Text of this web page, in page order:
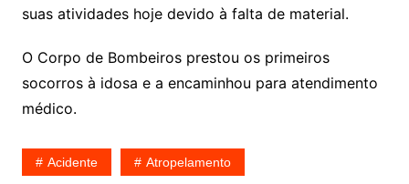
suas atividades hoje devido à falta de material.
O Corpo de Bombeiros prestou os primeiros
socorros à idosa e a encaminhou para atendimento
médico.
Acidente Atropelamento